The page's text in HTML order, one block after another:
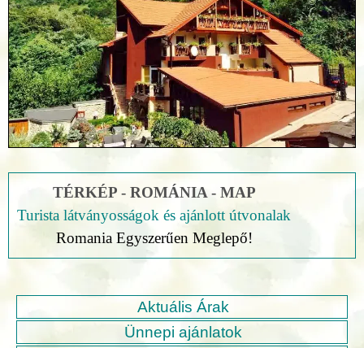
TÉRKÉP - ROMÁNIA - MAP
Turista látványosságok és ajánlott útvonalak
Romania Egyszerűen Meglepő!
Aktuális Árak
Ünnepi ajánlatok